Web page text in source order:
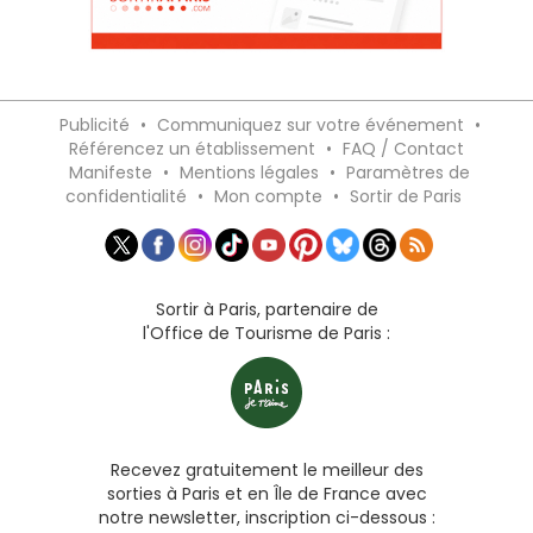
Publicité • Communiquez sur votre événement •
Référencez un établissement • FAQ / Contact
Manifeste • Mentions légales • Paramètres de
confidentialité • Mon compte • Sortir de Paris
Sortir à Paris, partenaire de
l'Office de Tourisme de Paris :
Recevez gratuitement le meilleur des
sorties à Paris et en Île de France avec
notre newsletter, inscription ci-dessous :